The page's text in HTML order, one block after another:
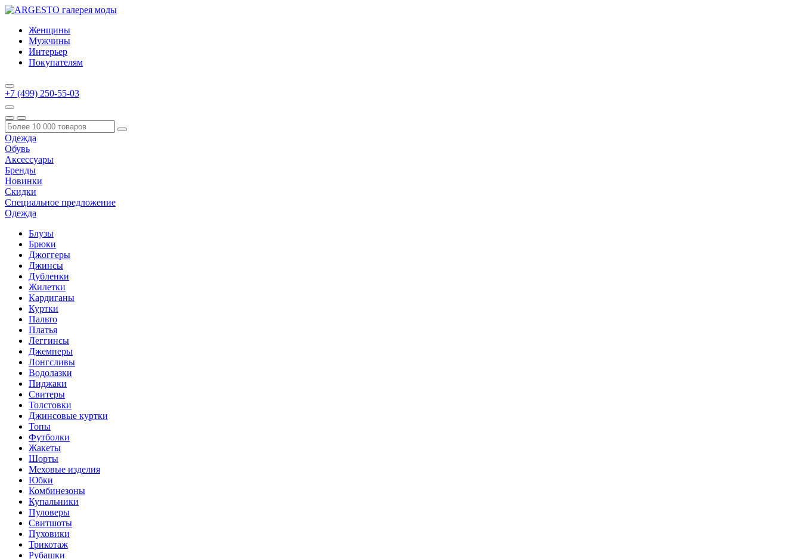
Женщины
Мужчины
Интерьер
Покупателям
+7 (499) 250-55-03
Одежда
Обувь
Аксессуары
Бренды
Новинки
Скидки
Специальное предложение
Одежда
Блузы
Брюки
Джоггеры
Джинсы
Дубленки
Жилетки
Кардиганы
Куртки
Пальто
Платья
Леггинсы
Джемперы
Лонгсливы
Водолазки
Пиджаки
Свитеры
Толстовки
Джинсовые куртки
Топы
Футболки
Жакеты
Шорты
Меховые изделия
Юбки
Комбинезоны
Купальники
Пуловеры
Свитшоты
Пуховики
Трикотаж
Рубашки